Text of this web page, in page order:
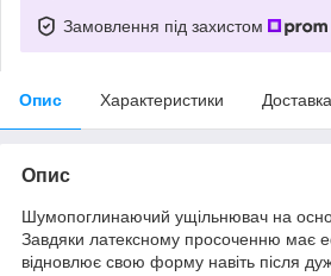
Замовлення під захистом
Опис Характеристики Доставка
Опис
Шумопоглинаючий ущільнювач на
Завдяки латексному просоченню має
відновлює свою форму навіть після